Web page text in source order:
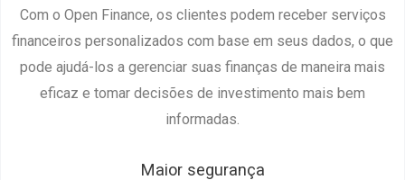
Com o Open Finance, os clientes podem receber serviços
financeiros personalizados com base em seus dados, o que
pode ajudá-los a gerenciar suas finanças de maneira mais
eficaz e tomar decisões de investimento mais bem
informadas.
Maior segurança